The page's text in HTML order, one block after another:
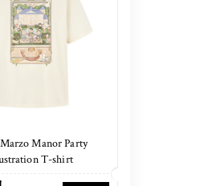
Manor Party
T-shirt